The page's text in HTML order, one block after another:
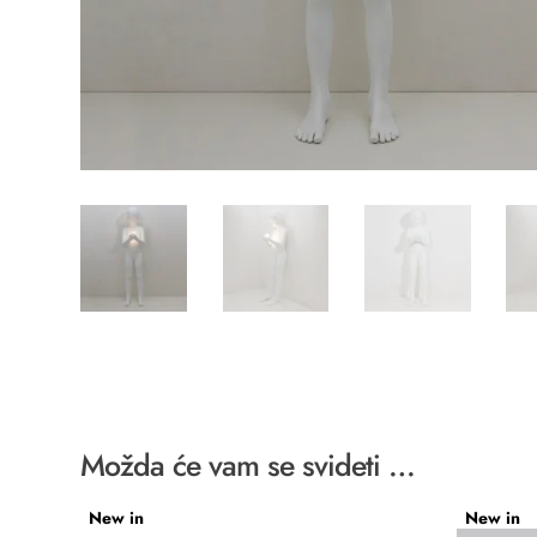
Možda će vam se svideti …
New in New in